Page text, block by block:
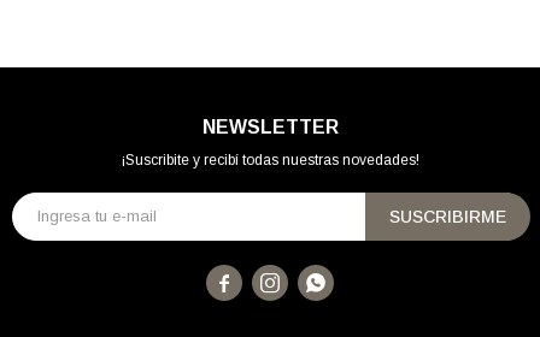
NEWSLETTER
¡Suscribite y recibí todas nuestras novedades!
SUSCRIBIRME
  